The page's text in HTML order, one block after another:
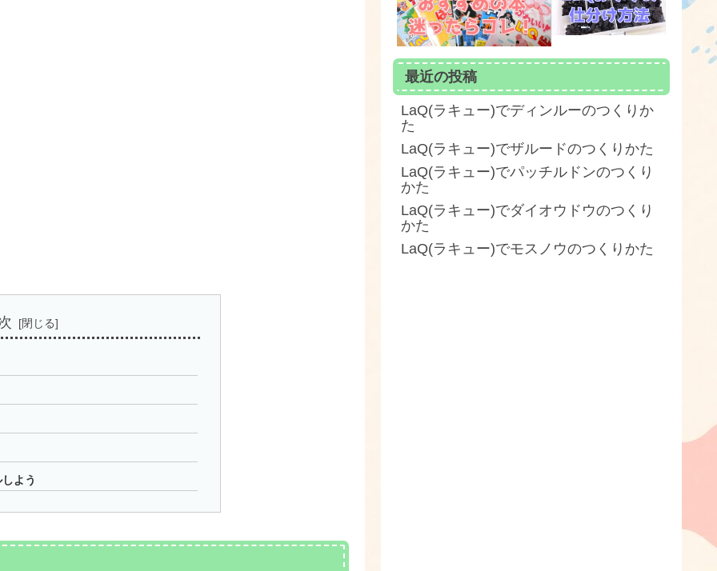
よう
最近の投稿
LaQ(ラキュー)でディンルーのつくりか
た
LaQ(ラキュー)でザルードのつくりかた
LaQ(ラキュー)でパッチルドンのつくり
かた
LaQ(ラキュー)でダイオウドウのつくり
かた
LaQ(ラキュー)でモスノウのつくりかた